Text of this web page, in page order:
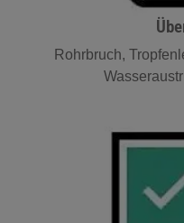
Rohrbruch,